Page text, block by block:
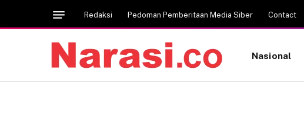
Redaksi Pedoman Pemberitaan Media Siber Contact
Nasional